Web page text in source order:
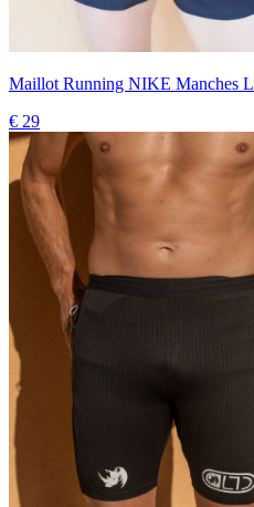
Maillot Running NIKE Manches
€ 29